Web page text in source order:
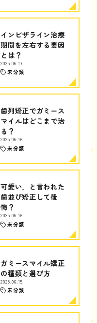
インビザライン治療
期間を左右する要因
とは？
2025.06.17
未分類
歯列矯正でガミース
マイルはどこまで治
る？
2025.06.16
未分類
可愛い」と言われた
歯並び矯正して後
悔？
2025.06.16
未分類
ガミースマイル矯正
の種類と選び方
2025.06.15
未分類